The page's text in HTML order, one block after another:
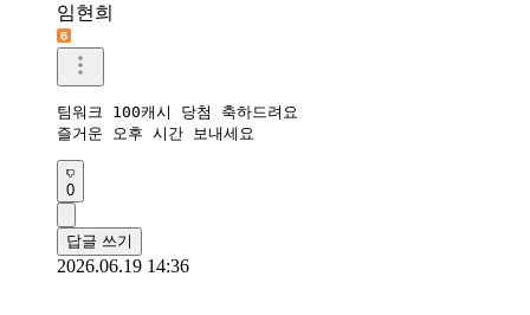
임현희
팀워크 100캐시 당첨 축하드려요
즐거운 오후 시간 보내세요
0
답글 쓰기
2026.06.19 14:36